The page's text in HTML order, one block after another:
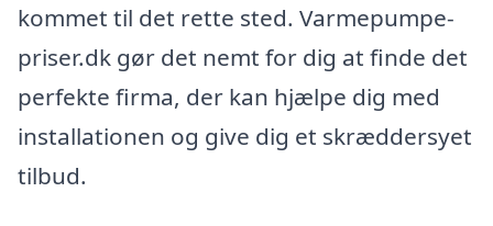
kommet til det rette sted. Varmepumpe-
priser.dk gør det nemt for dig at finde det
perfekte firma, der kan hjælpe dig med
installationen og give dig et skræddersyet
tilbud.